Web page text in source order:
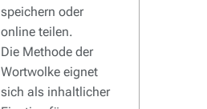
speichern oder
online teilen.
Die Methode der
Wortwolke eignet
sich als inhaltlicher